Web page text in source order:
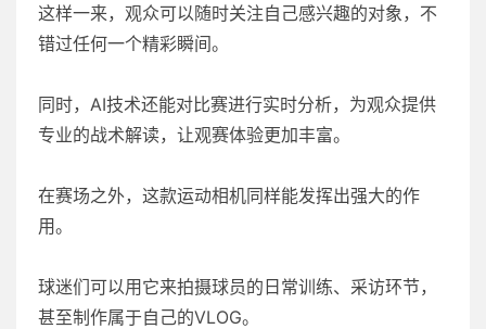
这样一来，观众可以随时关注自己感兴趣的对象，不
错过任何一个精彩瞬间。
同时，AI技术还能对比赛进行实时分析，为观众提供
专业的战术解读，让观赛体验更加丰富。
在赛场之外，这款运动相机同样能发挥出强大的作
用。
球迷们可以用它来拍摄球员的日常训练、采访环节，
甚至制作属于自己的VLOG。